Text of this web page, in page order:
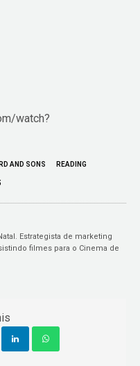
watch?
AND SONS READING
Estrategista de marketing
filmes para o Cinema de